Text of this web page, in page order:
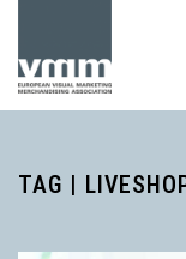
TAG |